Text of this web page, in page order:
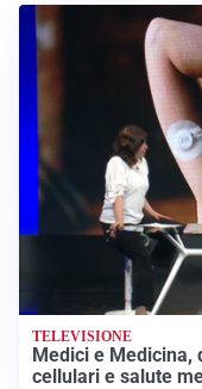
TELEVISIONE
Medici e Medicina,
cellulari e salute